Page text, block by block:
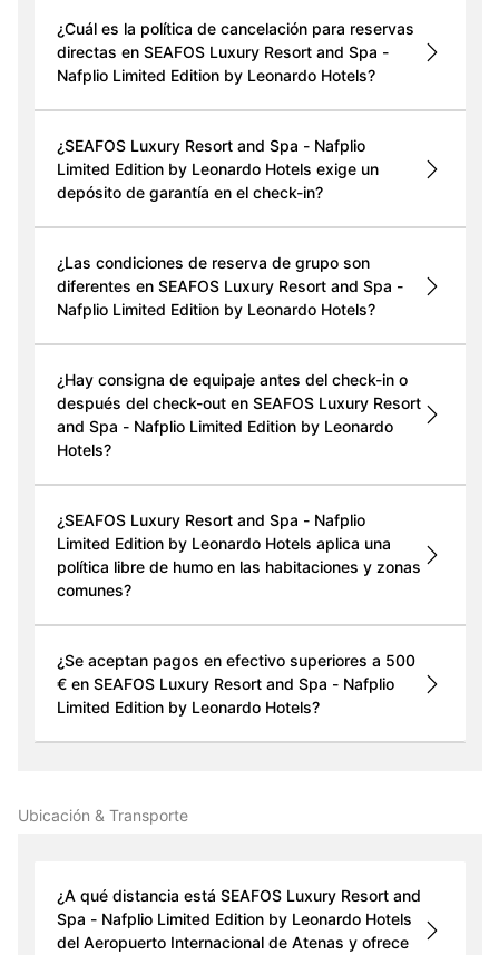
¿Cuál es la política de cancelación para reservas
directas en SEAFOS Luxury Resort and Spa -
Nafplio Limited Edition by Leonardo Hotels?
¿SEAFOS Luxury Resort and Spa - Nafplio
Limited Edition by Leonardo Hotels exige un
depósito de garantía en el check-in?
¿Las condiciones de reserva de grupo son
diferentes en SEAFOS Luxury Resort and Spa -
Nafplio Limited Edition by Leonardo Hotels?
¿Hay consigna de equipaje antes del check-in o
después del check-out en SEAFOS Luxury Resort
and Spa - Nafplio Limited Edition by Leonardo
Hotels?
¿SEAFOS Luxury Resort and Spa - Nafplio
Limited Edition by Leonardo Hotels aplica una
política libre de humo en las habitaciones y zonas
comunes?
¿Se aceptan pagos en efectivo superiores a 500
€ en SEAFOS Luxury Resort and Spa - Nafplio
Limited Edition by Leonardo Hotels?
Ubicación & Transporte
¿A qué distancia está SEAFOS Luxury Resort and
Spa - Nafplio Limited Edition by Leonardo Hotels
del Aeropuerto Internacional de Atenas y ofrece